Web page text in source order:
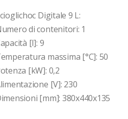
Digitale 9 L:
di contenitori: 1
[l]: 9
massima [°C]: 50
[kW]: 0,2
[V]: 230
[mm]: 380x440x135